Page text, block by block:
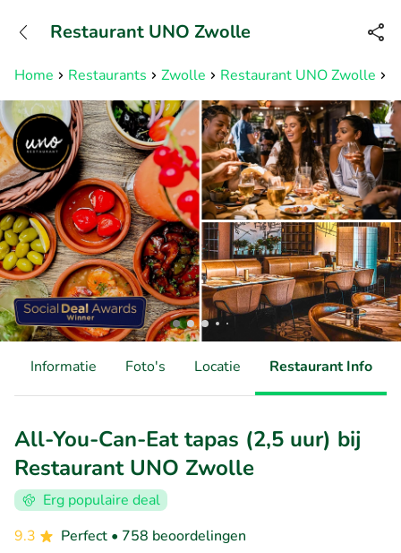
Bereikbaar tot 23:00 uur
Home Restaurants Zwolle Restaurant UNO Zwolle
Restaurant UNO Zwolle
Informatie Foto's Locatie Restaurant Info
All-You-Can-Eat tapas (2,5 uur) bij
Restaurant UNO Zwolle
Erg populaire deal
9.3
Perfect • 758 beoordelingen